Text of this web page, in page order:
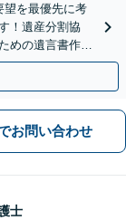
望を最優先に考
！遺産分割協
めの遺言書作成
お問い合わせ
士